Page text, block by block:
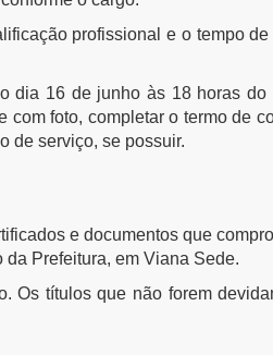
profissional e o tempo
dia 16 de junho às 18 horas
foto, completar o termo de
de serviço, se possuir.
e documentos que
Prefeitura, em Viana Sede.
Os títulos que não forem